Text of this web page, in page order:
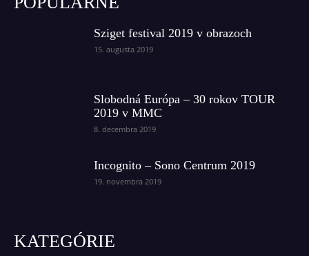
Sziget festival 2019 v obrazoch
15. augusta 2019
Slobodná Európa – 30 rokov TOUR
2019 v MMC
8. decembra 2019
Incognito – Sono Centrum 2019
19. novembra 2019
KATEGÓRIE